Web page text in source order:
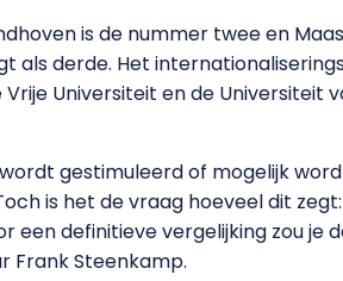
is de nummer twee en
als derde. Het
Universiteit en de Universiteit
gestimuleerd of mogelijk
is het de vraag hoeveel dit
een definitieve vergelijking zou je
Frank Steenkamp.